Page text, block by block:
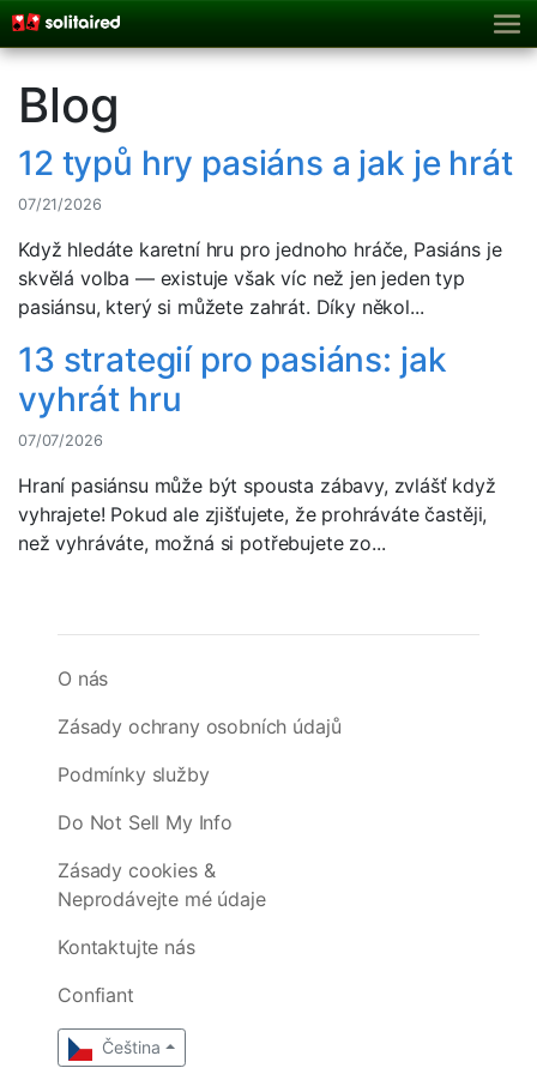
Blog
12 typů hry pasiáns a jak je hrát
07/21/2026
Když hledáte karetní hru pro jednoho hráče, Pasiáns je
skvělá volba — existuje však víc než jen jeden typ
pasiánsu, který si můžete zahrát. Díky někol...
13 strategií pro pasiáns: jak
vyhrát hru
07/07/2026
Hraní pasiánsu může být spousta zábavy, zvlášť když
vyhrajete! Pokud ale zjišťujete, že prohráváte častěji,
než vyhráváte, možná si potřebujete zo...
O nás
Zásady ochrany osobních údajů
Podmínky služby
Do Not Sell My Info
Zásady cookies &
Neprodávejte mé údaje
Kontaktujte nás
Confiant
Čeština